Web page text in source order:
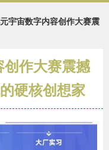
宇宙数字内容创作大赛震
创作大赛震撼
硬核创想家